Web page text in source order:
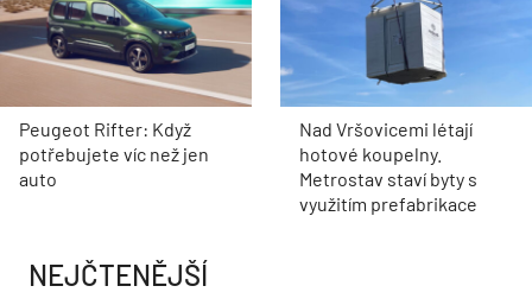
Peugeot Rifter: Když
potřebujete víc než jen
auto
Nad Vršovicemi létají
hotové koupelny.
Metrostav staví byty s
využitím prefabrikace
NEJČTENĚJŠÍ